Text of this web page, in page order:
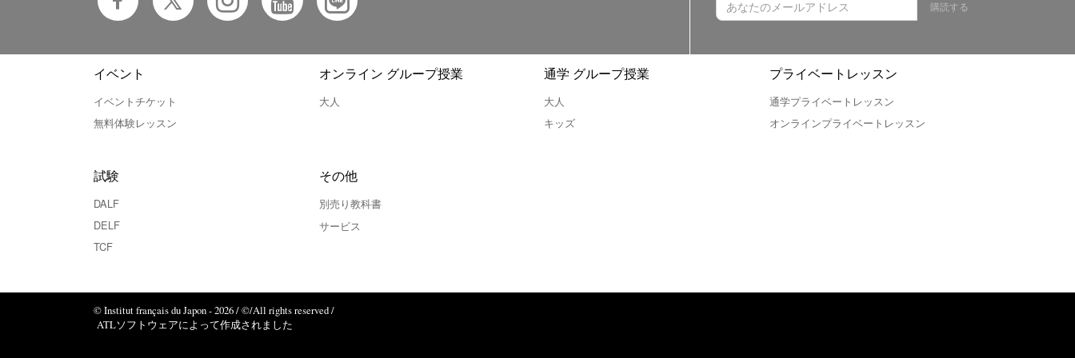
購読する
イベント
イベントチケット
無料体験レッスン
オンライン グループ授業
大人
通学 グループ授業
大人
キッズ
プライベートレッスン
通学プライベートレッスン
オンラインプライベートレッスン
試験
DALF
DELF
TCF
その他
別売り教科書
サービス
© Institut français du Japon - 2026 / ©/All rights reserved /
ATLソフトウェアによって作成されました